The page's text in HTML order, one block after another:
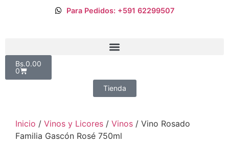
Para Pedidos: +591 62299507
Bs.0.00
0
Tienda
Inicio / Vinos y Licores / Vinos / Vino Rosado
Familia Gascón Rosé 750ml